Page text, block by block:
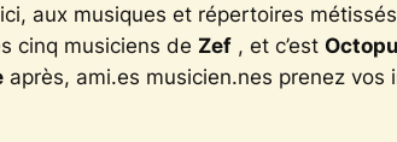
aux musiques et répertoires
cinq musiciens de Zef , et c’est
après, ami.es musicien.nes prenez